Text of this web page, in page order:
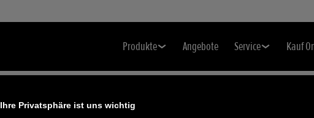
Produkte Angebote Service Kauf
Ihre Privatsphäre ist uns wichtig